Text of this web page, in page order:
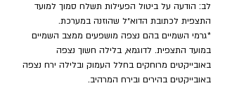
לב: הודעה על ביטול הפעילות תשלח סמוך למועד
התצפית לכתובת הדוא״ל שהוזנה במערכת.
*גרמי השמיים בהם נצפה מושפעים ממצב השמיים
במועד התצפית. לדוגמא, בלילה חשוך נצפה
באובייקטים מרוחקים בחלל העמוק ובלילה ירח נצפה
באובייקטים בהירים ובירח המרהיב.